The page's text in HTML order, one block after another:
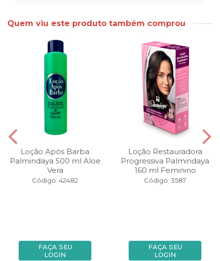
Quem viu este produto também comprou
Loção Após Barba
Palmindaya 500 ml Aloe
Vera
Código: 42482
FAÇA SEU
LOGIN
Loção Restauradora
Progressiva Palmindaya
160 ml Feminino
Código: 3587
FAÇA SEU
LOGIN